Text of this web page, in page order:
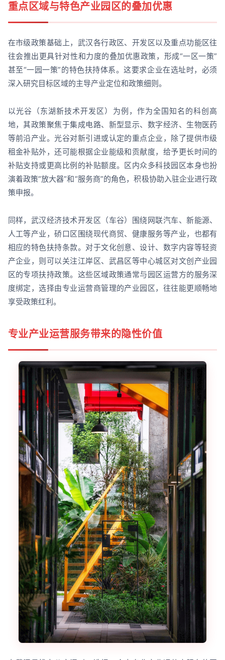
重点区域与特色产业园区的叠加优惠
在市级政策基础上，武汉各行政区、开发区以及重点功能区往
往会推出更具针对性和力度的叠加优惠政策，形成“一区一策”
甚至“一园一策”的特色扶持体系。这要求企业在选址时，必须
深入研究目标区域的主导产业定位和政策细则。
以光谷（东湖新技术开发区）为例，作为全国知名的科创高
地，其政策聚焦于集成电路、新型显示、数字经济、生物医药
等前沿产业。光谷对新引进或认定的重点企业，除了提供市级
租金补贴外，还可能根据企业能级和贡献度，给予更长时间的
补贴支持或更高比例的补贴额度。区内众多科技园区本身也扮
演着政策“放大器”和“服务商”的角色，积极协助入驻企业进行政
策申报。
同样，武汉经济技术开发区（车谷）围绕网联汽车、新能源、
人工等产业，硚口区围绕现代商贸、健康服务等产业，也都有
相应的特色扶持条款。对于文化创意、设计、数字内容等轻资
产企业，则可以关注江岸区、武昌区等中心城区对文创产业园
区的专项扶持政策。这些区域政策通常与园区运营方的服务深
度绑定，选择由专业运营商管理的产业园区，往往能更顺畅地
享受政策红利。
专业产业运营服务带来的隐性价值